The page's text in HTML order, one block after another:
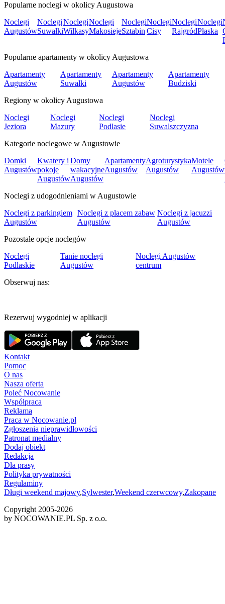
Popularne noclegi w okolicy Augustowa
Noclegi
Augustów
Noclegi
Suwałki
Noclegi
Wilkasy
Noclegi
Makosieje
Noclegi
Sztabin
Noclegi
Cisy
Noclegi
Rajgród
Noclegi
Płaska
Popularne apartamenty w okolicy Augustowa
Apartamenty
Augustów
Apartamenty
Suwałki
Apartamenty
Augustów
Apartamenty
Budziski
Regiony w okolicy Augustowa
Noclegi
Jeziora
Noclegi
Mazury
Noclegi
Podlasie
Noclegi
Suwalszczyzna
Kategorie noclegowe w Augustowie
Domki
Augustów
Kwatery i
pokoje
Augustów
Domy
wakacyjne
Augustów
Apartamenty
Augustów
Agroturystyka
Augustów
Motele
Augustów
Noclegi z udogodnieniami w Augustowie
Noclegi z parkingiem
Augustów
Noclegi z placem zabaw
Augustów
Noclegi z jacuzzi
Augustów
Pozostałe opcje noclegów
Noclegi
Podlaskie
Tanie noclegi
Augustów
Noclegi Augustów
centrum
Obserwuj nas:
Rezerwuj wygodniej w aplikacji
Kontakt
Pomoc
O nas
Nasza oferta
Poleć Nocowanie
Współpraca
Reklama
Praca w Nocowanie.pl
Zgłoszenia nieprawidłowości
Patronat medialny
Dodaj obiekt
Redakcja
Dla prasy
Polityka prywatności
Regulaminy
Długi weekend majowy,Sylwester,Weekend czerwcowy,Zakopane
Copyright 2005-2026
by NOCOWANIE.PL Sp. z o.o.